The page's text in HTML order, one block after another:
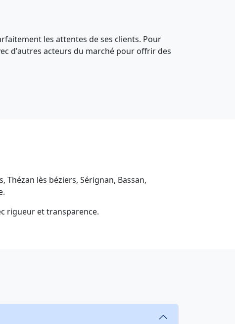
les attentes de ses clients. Pour
d'autres acteurs du marché pour offrir des
lès béziers, Sérignan, Bassan,
rigueur et transparence.